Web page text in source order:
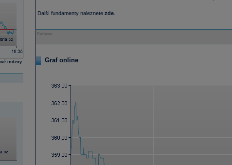
indexy
Další fundamenty naleznete zde.
Reklama
Graf online